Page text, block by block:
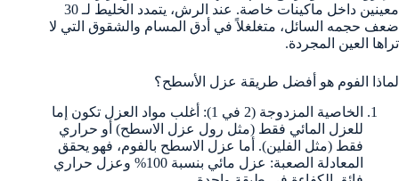
معينين داخل ماكينات خاصة. عند الرش، يتمدد الخليط لـ 30
ضعف حجمه السائل، متغلغلاً في أدق المسام والشقوق التي لا
تراها العين المجردة.
لماذا الفوم هو أفضل طريقة عزل الأسطح؟
الخاصية المزدوجة (2 في 1): أغلب مواد العزل تكون إما
للعزل المائي فقط (مثل رول عزل الاسطح) أو حراري
فقط (مثل الفلين). أما عزل الاسطح بالفوم، فهو يحقق
المعادلة الصعبة: عزل مائي بنسبة 100% وعزل حراري